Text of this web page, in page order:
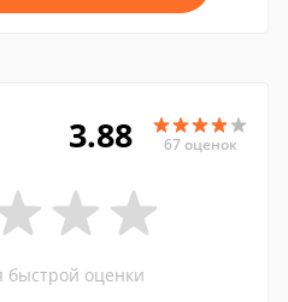
3.88 67 оценок
быстрой оценки